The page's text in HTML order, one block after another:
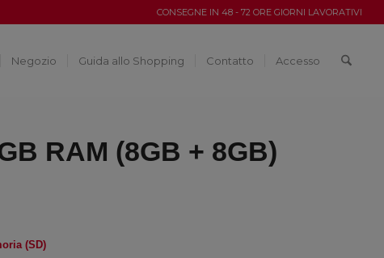
CONSEGNE IN 48 - 72 ORE GIORNI LAVORATIVI
Negozio Guida allo Shopping Contatto Accesso
RAM (8GB + 8GB)
(SD)